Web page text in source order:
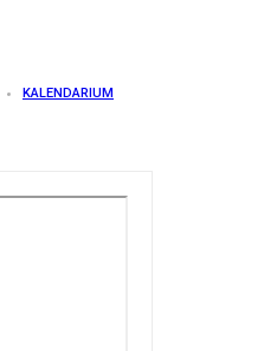
KALENDARIUM